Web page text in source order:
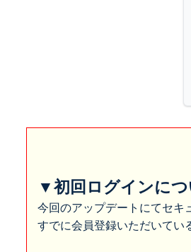
▼初回ログインに
今回のアップデートにてセキ
すでに会員登録いただいてい